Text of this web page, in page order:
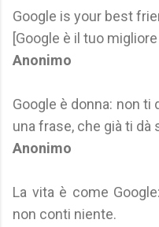
Google is your best
[Google è il tuo
Anonimo
Google è donna: non
una frase, che già ti dà
Anonimo
La vita è come
non conti niente.